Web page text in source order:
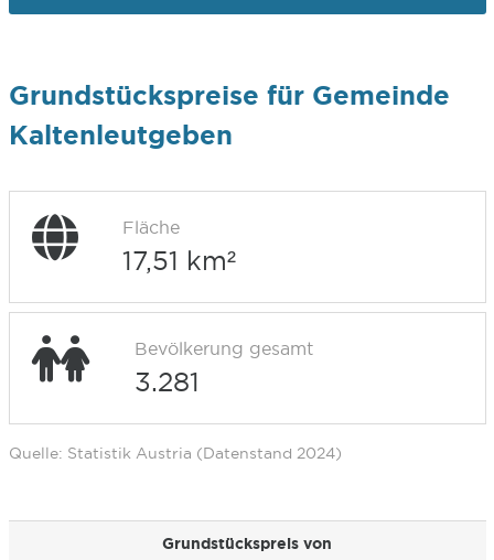
Grundstückspreise für Gemeinde
Kaltenleutgeben
Fläche
17,51 km²
Bevölkerung gesamt
3.281
Quelle: Statistik Austria (Datenstand 2024)
Grundstückspreis von